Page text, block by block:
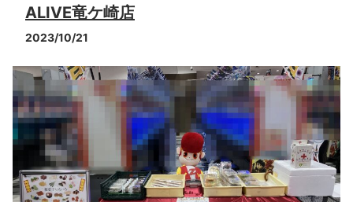
ALIVE竜ケ崎店
2023/10/21